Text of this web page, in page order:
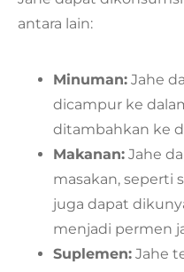
antara lain:
Minuman: Jahe
dicampur ke
ditambahkan ke
Makanan: Jahe
masakan, seperti
juga dapat
menjadi permen
Suplemen: Jahe